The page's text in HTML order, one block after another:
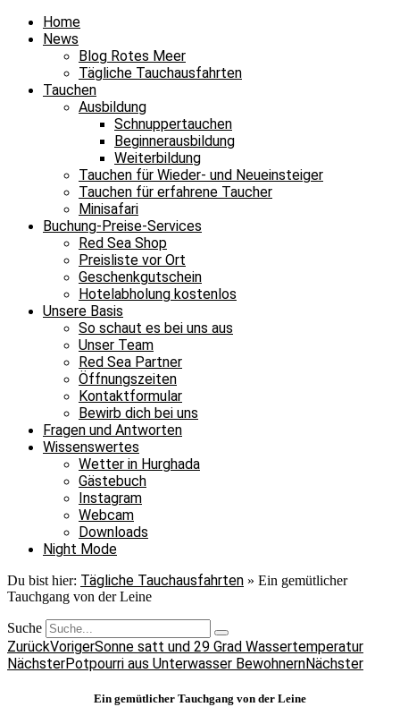
Home
News
Blog Rotes Meer
Tägliche Tauchausfahrten
Tauchen
Ausbildung
Schnuppertauchen
Beginnerausbildung
Weiterbildung
Tauchen für Wieder- und Neueinsteiger
Tauchen für erfahrene Taucher
Minisafari
Buchung-Preise-Services
Red Sea Shop
Preisliste vor Ort
Geschenkgutschein
Hotelabholung kostenlos
Unsere Basis
So schaut es bei uns aus
Unser Team
Red Sea Partner
Öffnungszeiten
Kontaktformular
Bewirb dich bei uns
Fragen und Antworten
Wissenswertes
Wetter in Hurghada
Gästebuch
Instagram
Webcam
Downloads
Night Mode
Du bist hier: Tägliche Tauchausfahrten » Ein gemütlicher
Tauchgang von der Leine
Suche
ZurückVorigerSonne satt und 29 Grad Wassertemperatur
NächsterPotpourri aus Unterwasser BewohnernNächster
Ein gemütlicher Tauchgang von der Leine